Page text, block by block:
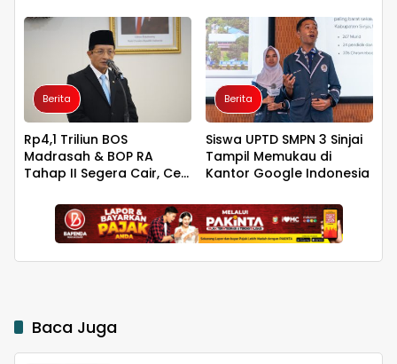
Berita
Rp4,1 Triliun BOS
Madrasah & BOP RA
Tahap II Segera Cair, Cek
Berita
Siswa UPTD SMPN 3 Sinjai
Tampil Memukau di
Kantor Google Indonesia
Baca Juga